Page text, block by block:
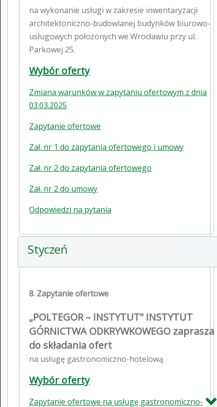
na wykonanie usługi w zakresie inwentaryzacji
architektoniczno-budowlanej budynków biurowo-
usługowych położonych we Wrocławiu przy ul.
Parkowej 25.
Wybór oferty
Zmiana warunków w zapytaniu ofertowym z dnia
03.03.2025
Zapytanie ofertowe
Zał. nr 1 do zapytania ofertowego i umowy
Zał. nr 2 do zapytania ofertowego
Zał. nr 2 do umowy
Odpowiedzi na pytania
Styczeń
8. Zapytanie ofertowe
„POLTEGOR – INSTYTUT” INSTYTUT
GÓRNICTWA ODKRYWKOWEGO zaprasza
do składania ofert
na usługę gastronomiczno-hotelową
Wybór oferty
Zapytanie ofertowe na usługę gastronomiczno-